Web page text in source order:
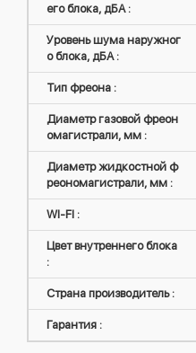
его блока, дБА :
Уровень шума наружног
о блока, дБА :
Тип фреона :
Диаметр газовой фреон
омагистрали, мм :
Диаметр жидкостной ф
реономагистрали, мм :
WI-FI :
Цвет внутреннего блока
:
Страна производитель :
Гарантия :